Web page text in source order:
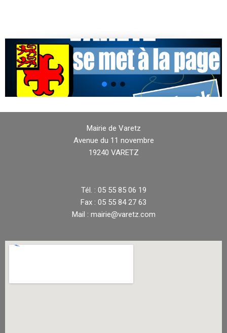
Mairie de Varetz
Avenue du 11 novembre
19240 VARETZ
Tél. : 05 55 85 06 19
Fax : 05 55 84 27 63
Mail : mairie@varetz.com